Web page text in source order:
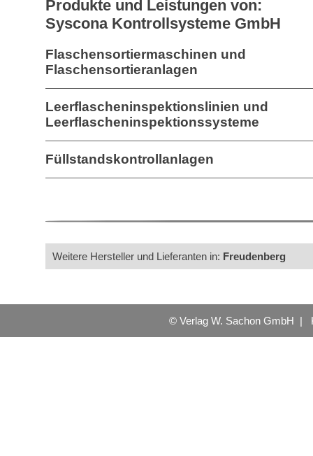
Produkte und Leistungen von:
Syscona Kontrollsysteme GmbH
Flaschensortiermaschinen und
Flaschensortieranlagen
Leerflascheninspektionslinien und
Leerflascheninspektionssysteme
Füllstandskontrollanlagen
Weitere Hersteller und Lieferanten in: Freudenberg
© Verlag W. Sachon GmbH |